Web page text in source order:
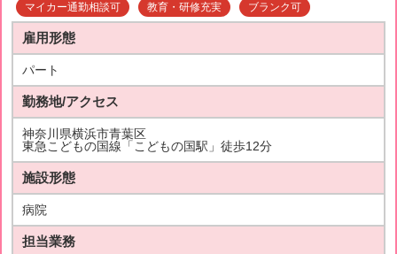
マイカー通勤相談可 教育・研修充実 ブランク可
雇用形態
パート
勤務地/アクセス
神奈川県横浜市青葉区
東急こどもの国線「こどもの国駅」徒歩12分
施設形態
病院
担当業務